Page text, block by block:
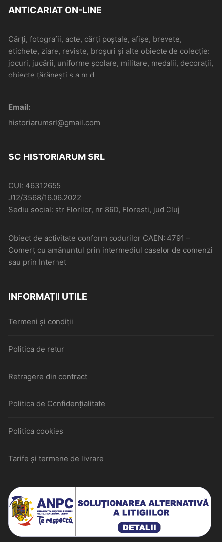
ANTICARIAT ON-LINE
Cărți, fotografii, acte, cărți poștale, afișe, brevete,
etichete, ziare, reviste, broșuri și alte obiecte de colecție:
jocuri, jucării, uniforme școlare, militare, medalii, decorații,
obiecte țărănești s.a.m.d
Email:
historiarumsrl@gmail.com
SC HISTORIARUM SRL
CUI: 46312655
J12/3568/16.06.2022
Sediu social: str Florilor, nr 86D, Floresti, jud Cluj
Obiect de activitate conform codurilor CAEN: 4791 –
Comerţ cu amănuntul prin intermediul caselor de comenzi
sau prin Internet
INFORMAȚII UTILE
Termeni și condiții
Politica de retur
Retragere din contract
Politica de Confidențialitate
Politica cookies
Tarife și termene de livrare